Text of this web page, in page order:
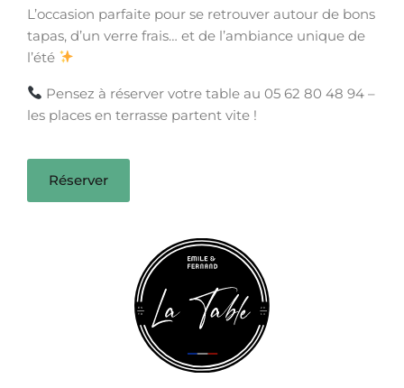
L’occasion parfaite pour se retrouver autour de bons
tapas, d’un verre frais… et de l’ambiance unique de
l’été
Pensez à réserver votre table au 05 62 80 48 94 –
les places en terrasse partent vite !
Réserver